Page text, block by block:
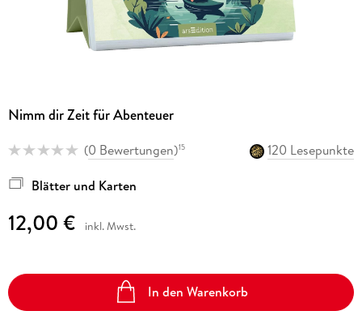
Nimm dir Zeit für Abenteuer
(0 Bewertungen)15 120 Lesepunkte
Blätter und Karten
12,00 € inkl. Mwst.
In den Warenkorb